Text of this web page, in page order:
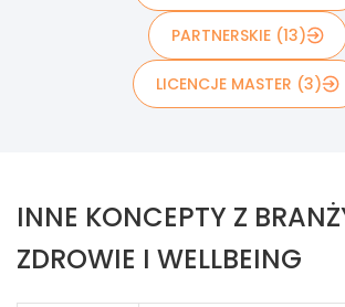
PARTNERSKIE (13)
LICENCJE MASTER (3)
INNE KONCEPTY Z
ZDROWIE I WELLBEING